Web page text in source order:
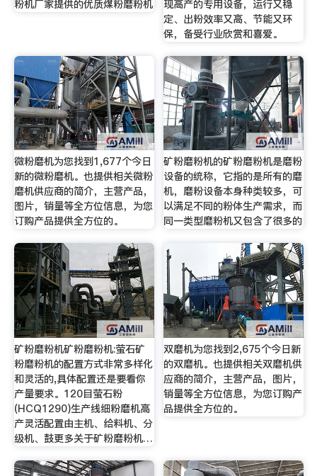
粉机厂家提供的优质煤粉磨粉机
现高产的专用设备，运行又稳
定、出粉效率又高、节能又环
保，备受行业欣赏和喜爱。
微粉磨机为您找到1,677个今日
新的微粉磨机。也提供相关微粉
磨机供应商的简介，主营产品，
图片，销量等全方位信息，为您
订购产品提供全方位的。
矿粉磨粉机的矿粉磨粉机是磨粉
设备的统称，它指的是所有的磨
机，磨粉设备本身种类较多，可
以满足不同的粉体生产需求，而
同一类型磨粉机又包含了很多的
矿粉磨粉机矿粉磨粉机:萤石矿
粉磨粉机的配置方式非常多样化
和灵活的,具体配置还是要看你
产量要求。120目萤石粉
(HCQ1290)生产线细粉磨机高
产灵活配置由主机、给料机、分
级机、鼓更多关于矿粉磨粉机…
双磨机为您找到2,675个今日新
的双磨机。也提供相关双磨机供
应商的简介，主营产品，图片，
销量等全方位信息，为您订购产
品提供全方位的。